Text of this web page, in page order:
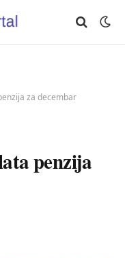
za decembar
penzija